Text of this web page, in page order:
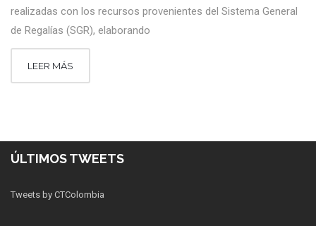
realizadas con los recursos provenientes del Sistema General
de Regalías (SGR), elaborando
LEER MÁS
ÚLTIMOS TWEETS
Tweets by CTColombia